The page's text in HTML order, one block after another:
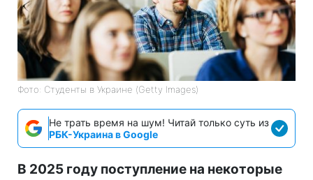
Фото: Студенты в Украине (Getty Images)
Не трать время на шум! Читай только суть из
РБК-Украина в Google
В 2025 году поступление на некоторые